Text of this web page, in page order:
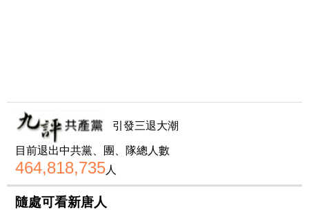
引發三退大潮
目前退出中共黨、團、隊總人數
464,818,735人
隨處可看新唐人